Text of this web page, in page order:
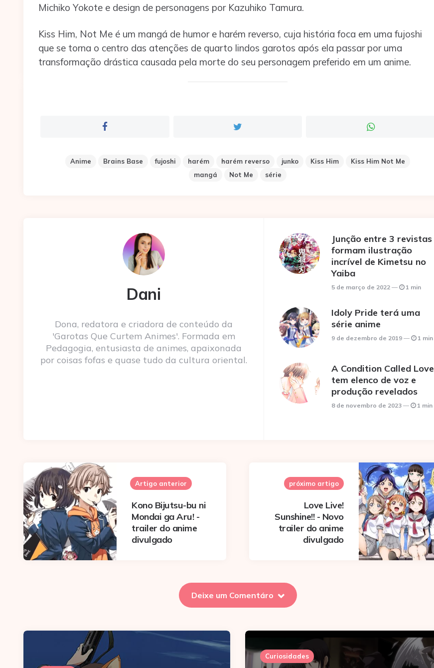
Michiko Yokote e design de personagens por Kazuhiko Tamura.
Kiss Him, Not Me é um mangá de humor e harém reverso, cuja história foca em uma fujoshi
que se torna o centro das atenções de quarto lindos garotos após ela passar por uma
transformação drástica causada pela morte do seu personagem preferido em um anime.
Anime Brains Base fujoshi harém harém reverso junko Kiss Him
Kiss Him Not Me
mangá
Not Me série
Dani
Dona, redatora e criadora de conteúdo da
'Garotas Que Curtem Animes'. Formada em
Pedagogia, entusiasta de animes, apaixonada
por coisas fofas e quase tudo da cultura oriental.
Junção entre 3 revistas
formam ilustração
incrível de Kimetsu no
Yaiba
5 de março de 2022 1 min
Idoly Pride terá uma
série anime
9 de dezembro de 2019 1 min
A Condition Called Love
tem elenco de voz e
produção revelados
8 de novembro de 2023 1 min
Post
navigation
Artigo anterior
Kono Bijutsu-bu ni
Mondai ga Aru! -
trailer do anime
divulgado
próximo artigo
Love Live!
Sunshine!! - Novo
trailer do anime
divulgado
Deixe um Comentáro
Curiosidades